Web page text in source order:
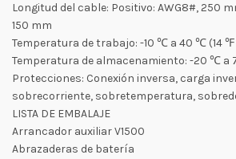
Longitud del cable: Positivo: AWG8#, 250
150 mm
Temperatura de trabajo: -10 ℃ a 40 ℃ (14 ℉
Temperatura de almacenamiento: -20 ℃ a
Protecciones: Conexión inversa, carga
sobrecorriente, sobretemperatura,
LISTA DE EMBALAJE
Arrancador auxiliar V1500
Abrazaderas de batería